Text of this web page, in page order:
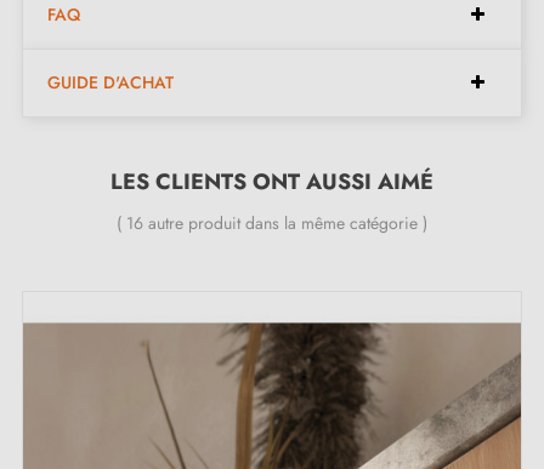
Longueurs disponibles :
Inclus dans le kit :
Poignée de meuble
Vis de montage
Description :
FAQ
GUIDE D'ACHAT
LES CLIENTS ONT AUSSI AIMÉ
( 16 autre produit dans la même catégorie )